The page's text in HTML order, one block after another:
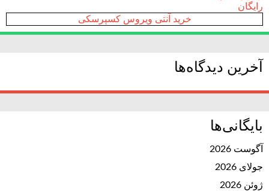
رایگان
خرید آنتی ویروس کسپرسکی
آخرین دیدگاه‌ها
بایگانی‌ها
آگوست 2026
جولای 2026
ژوئن 2026